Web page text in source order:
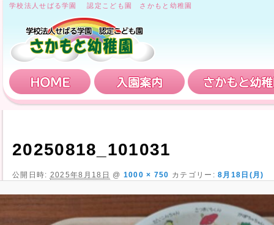
学校法人せばる学園 認定こども園 さかもと幼稚園
HOME 入園案内
20250818_101031
公開日時: 2025年8月18日 @ 1000 × 750 カテゴリー:8月18日(月)